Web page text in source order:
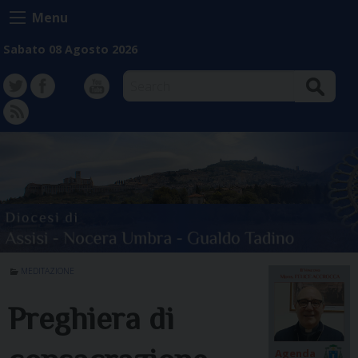
Skip
to
content
Menu
Sabato 08 Agosto 2026
TW FB Instagram
YT
FD
MEDITAZIONE
Preghiera di